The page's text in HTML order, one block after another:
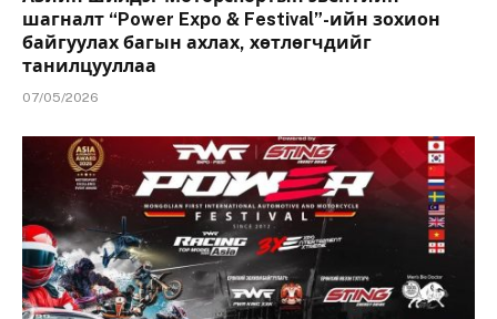
шагналт “Power Expo & Festival”-ийн зохион
байгуулах багын ахлах, хөтлөгчдийг
танилцууллаа
07/05/2026